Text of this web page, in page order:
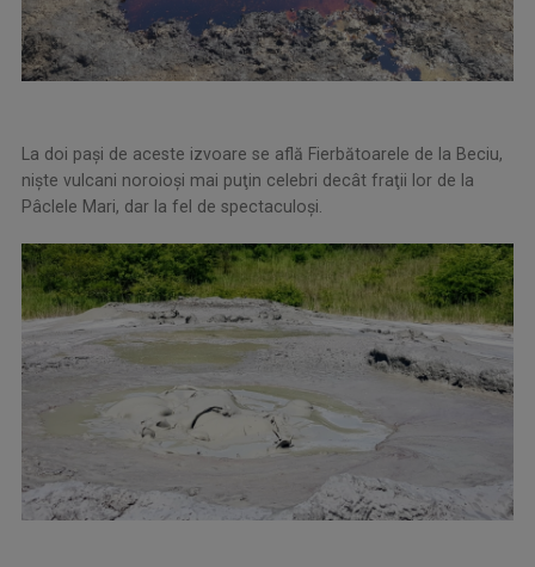
La doi paşi de aceste izvoare se află Fierbătoarele de la Beciu,
nişte vulcani noroioşi mai puţin celebri decât fraţii lor de la
Pâclele Mari, dar la fel de spectaculoşi.